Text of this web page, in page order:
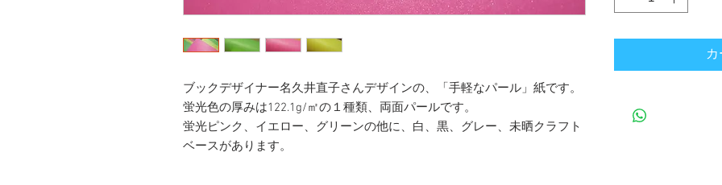
ブックデザイナー名久井直子さんデザインの、「手軽なパール」紙です。
蛍光色の厚みは122.1g/㎡の１種類、両面パールです。
蛍光ピンク、イエロー、グリーンの他に、白、黒、グレー、未晒クラフト
ベースがあります。